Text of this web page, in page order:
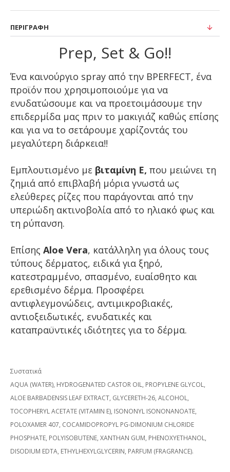
ΠΕΡΙΓΡΑΦΉ
Prep, Set & Go!!
Ένα καινούργιο spray από την BPERFECT, ένα
προϊόν που χρησιμοποιούμε για να
ενυδατώσουμε και να προετοιμάσουμε την
επιδερμίδα μας πριν το μακιγιάζ καθώς επίσης
και για να to σετάρουμε χαρίζοντάς του
μεγαλύτερη διάρκεια!!
Εμπλουτισμένο με βιταμίνη Ε, που μειώνει τη
ζημιά από επιβλαβή μόρια γνωστά ως
ελεύθερες ρίζες που παράγονται από την
υπεριώδη ακτινοβολία από το ηλιακό φως και
τη ρύπανση.
Επίσης Αloe Vera, κατάλληλη για όλους τους
τύπους δέρματος, ειδικά για ξηρό,
κατεστραμμένο, σπασμένο, ευαίσθητο και
ερεθισμένο δέρμα. Προσφέρει
αντιφλεγμονώδεις, αντιμικροβιακές,
αντιοξειδωτικές, ενυδατικές και
καταπραϋντικές ιδιότητες για το δέρμα.
Συστατικά
AQUA (WATER), HYDROGENATED CASTOR OIL, PROPYLENE GLYCOL,
ALOE BARBADENSIS LEAF EXTRACT, GLYCERETH-26, ALCOHOL,
TOCOPHERYL ACETATE (VITAMIN E), ISONONYL ISONONANOATE,
POLOXAMER 407, COCAMIDOPROPYL PG-DIMONIUM CHLORIDE
PHOSPHATE, POLYISOBUTENE, XANTHAN GUM, PHENOXYETHANOL,
DISODIUM EDTA, ETHYLHEXYLGLYCERIN, PARFUM (FRAGRANCE).